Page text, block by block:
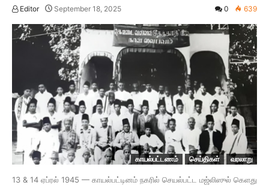
Editor September 18, 2025 0 639
காயல்பட்டணம் செய்திகள் வரலாறு
13 & 14 ஏப்ரல் 1945 — காயல்பட்டினம் நகரில் செயல்பட்ட மஜ்லிஸுல் கெளது